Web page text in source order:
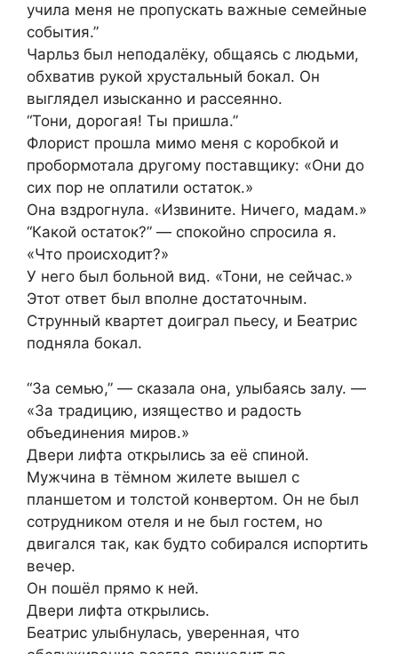
учила меня не пропускать важные семейные
события.”
Чарльз был неподалёку, общаясь с людьми,
обхватив рукой хрустальный бокал. Он
выглядел изысканно и рассеянно.
“Тони, дорогая! Ты пришла.”
Флорист прошла мимо меня с коробкой и
пробормотала другому поставщику: «Они до
сих пор не оплатили остаток.»
Она вздрогнула. «Извините. Ничего, мадам.»
“Какой остаток?” — спокойно спросила я.
«Что происходит?»
У него был больной вид. «Тони, не сейчас.»
Этот ответ был вполне достаточным.
Струнный квартет доиграл пьесу, и Беатрис
подняла бокал.
“За семью,” — сказала она, улыбаясь залу. —
«За традицию, изящество и радость
объединения миров.»
Двери лифта открылись за её спиной.
Мужчина в тёмном жилете вышел с
планшетом и толстой конвертом. Он не был
сотрудником отеля и не был гостем, но
двигался так, как будто собирался испортить
вечер.
Он пошёл прямо к ней.
Двери лифта открылись.
Беатрис улыбнулась, уверенная, что